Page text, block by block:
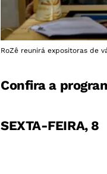
RoZê reunirá expositoras de
Confira a
SEXTA-FEIRA, 8